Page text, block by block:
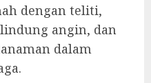
dengan teliti,
angin, dan
dalam